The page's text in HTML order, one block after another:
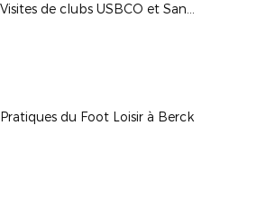
Visites de clubs USBCO et Sangatte
Pratiques du Foot Loisir à Berck